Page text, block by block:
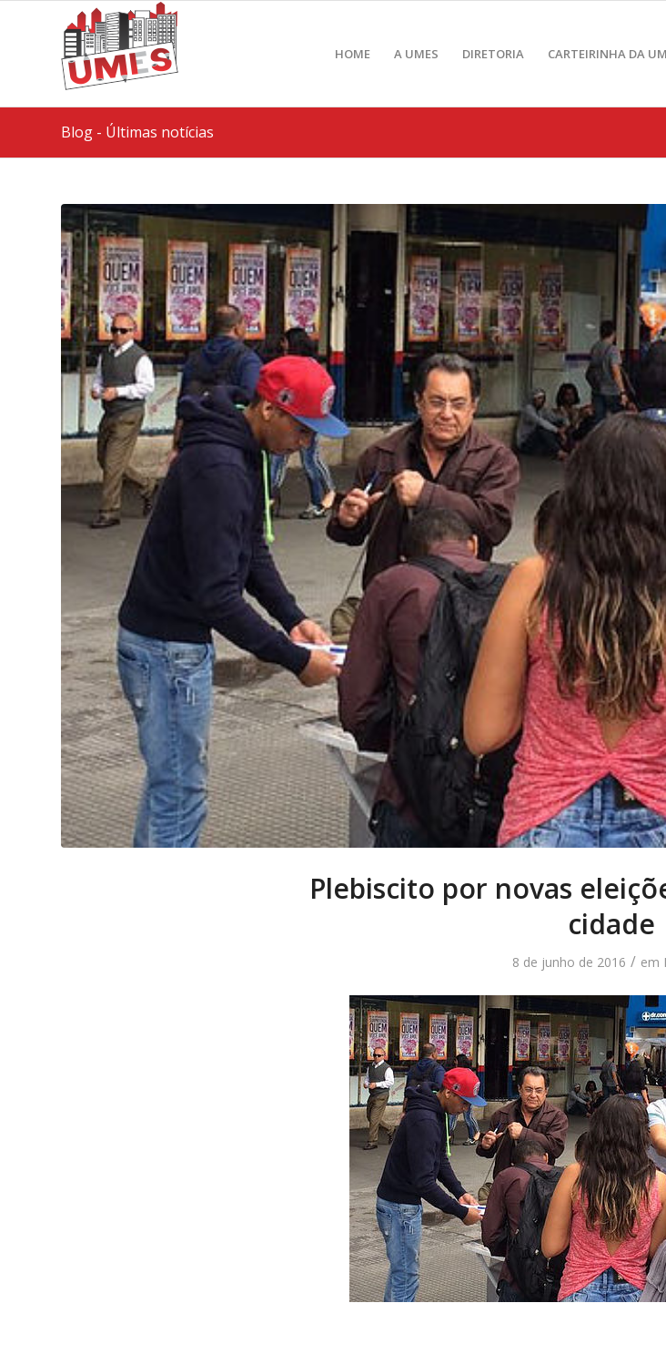
HOME A UMES DIRETORIA CARTEIRINHA DA
Blog - Últimas notícias
Plebiscito por novas
cidade
8 de junho de 2016 / em